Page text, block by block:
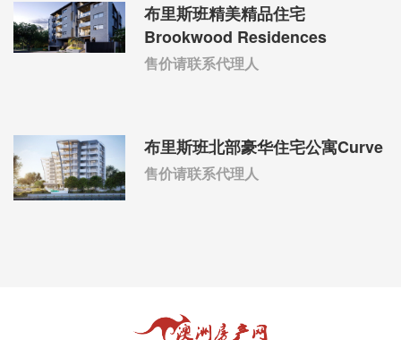
布里斯班精美精品住宅
Brookwood Residences
售价请联系代理人
布里斯班北部豪华住宅公寓Curve
售价请联系代理人